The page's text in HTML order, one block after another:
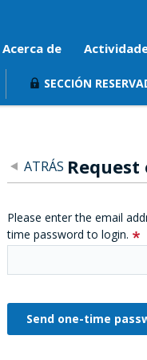
Acerca de
SECCIÓN
ATRÁS
Please enter the email
time password to login.